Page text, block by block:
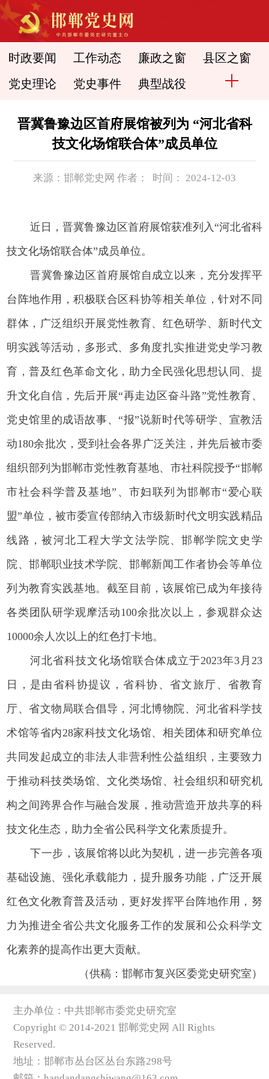
时政要闻 工作动态 廉政之窗 县区之窗
党史理论 党史事件 典型战役
晋冀鲁豫边区首府展馆被列为 “河北省科
技文化场馆联合体”成员单位
来源：邯郸党史网 作者： 时间： 2024-12-03
近日，晋冀鲁豫边区首府展馆获准列入“河北省科
技文化场馆联合体”成员单位。
晋冀鲁豫边区首府展馆自成立以来，充分发挥平
台阵地作用，积极联合区科协等相关单位，针对不同
群体，广泛组织开展党性教育、红色研学、新时代文
明实践等活动，多形式、多角度扎实推进党史学习教
育，普及红色革命文化，助力全民强化思想认同、提
升文化自信，先后开展“再走边区奋斗路”党性教育、
党史馆里的成语故事、“报”说新时代等研学、宣教活
动180余批次，受到社会各界广泛关注，并先后被市委
组织部列为邯郸市党性教育基地、市社科院授予“邯郸
市社会科学普及基地”、市妇联列为邯郸市“爱心联
盟”单位，被市委宣传部纳入市级新时代文明实践精品
线路，被河北工程大学文法学院、邯郸学院文史学
院、邯郸职业技术学院、邯郸新闻工作者协会等单位
列为教育实践基地。截至目前，该展馆已成为年接待
各类团队研学观摩活动100余批次以上，参观群众达
10000余人次以上的红色打卡地。
河北省科技文化场馆联合体成立于2023年3月23
日，是由省科协提议，省科协、省文旅厅、省教育
厅、省文物局联合倡导，河北博物院、河北省科学技
术馆等省内28家科技文化场馆、相关团体和研究单位
共同发起成立的非法人非营利性公益组织，主要致力
于推动科技类场馆、文化类场馆、社会组织和研究机
构之间跨界合作与融合发展，推动营造开放共享的科
技文化生态，助力全省公民科学文化素质提升。
下一步，该展馆将以此为契机，进一步完善各项
基础设施、强化承载能力，提升服务功能，广泛开展
红色文化教育普及活动，更好发挥平台阵地作用，努
力为推进全省公共文化服务工作的发展和公众科学文
化素养的提高作出更大贡献。
（供稿：邯郸市复兴区委党史研究室）
主办单位：中共邯郸市委党史研究室
Copyright © 2014-2021 邯郸党史网 All Rights
Reserved.
地址：邯郸市丛台区丛台东路298号